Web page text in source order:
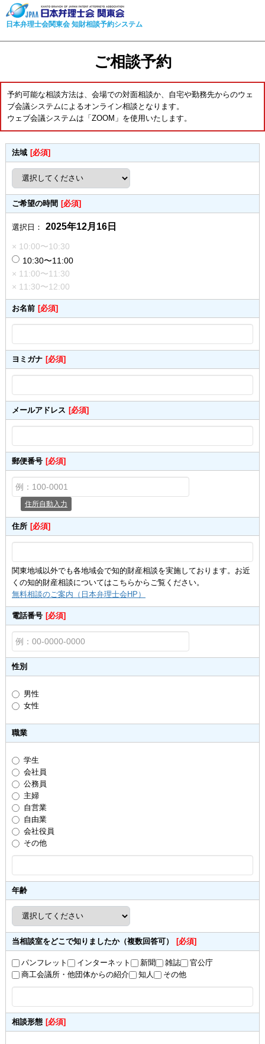
日本弁理士会関東会 知財相談予約システム
ご相談予約
予約可能な相談方法は、会場での対面相談か、自宅や勤務先からのウェ
ブ会議システムによるオンライン相談となります。
ウェブ会議システムは「ZOOM」を使用いたします。
法域 [必須]
ご希望の時間 [必須]
選択日： 2025年12月16日
× 10:00〜10:30
10:30〜11:00
× 11:00〜11:30
× 11:30〜12:00
お名前 [必須]
ヨミガナ [必須]
メールアドレス [必須]
郵便番号 [必須]
住所自動入力
住所 [必須]
関東地域以外でも各地域会で知的財産相談を実施しております。お近
くの知的財産相談についてはこちらからご覧ください。
無料相談のご案内（日本弁理士会HP）
電話番号 [必須]
性別
男性
女性
職業
学生
会社員
公務員
主婦
自営業
自由業
会社役員
その他
年齢
当相談室をどこで知りましたか（複数回答可） [必須]
パンフレット インターネット 新聞 雑誌
官公庁
商工会議所・他団体からの紹介
知人 その他
相談形態 [必須]